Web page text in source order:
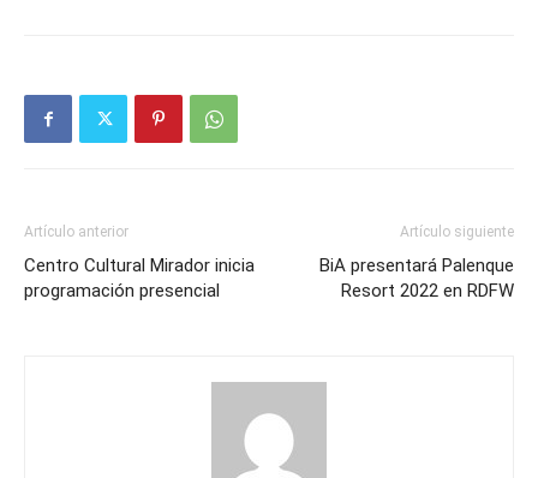
Artículo anterior
Centro Cultural Mirador inicia
programación presencial
Artículo siguiente
BiA presentará Palenque
Resort 2022 en RDFW